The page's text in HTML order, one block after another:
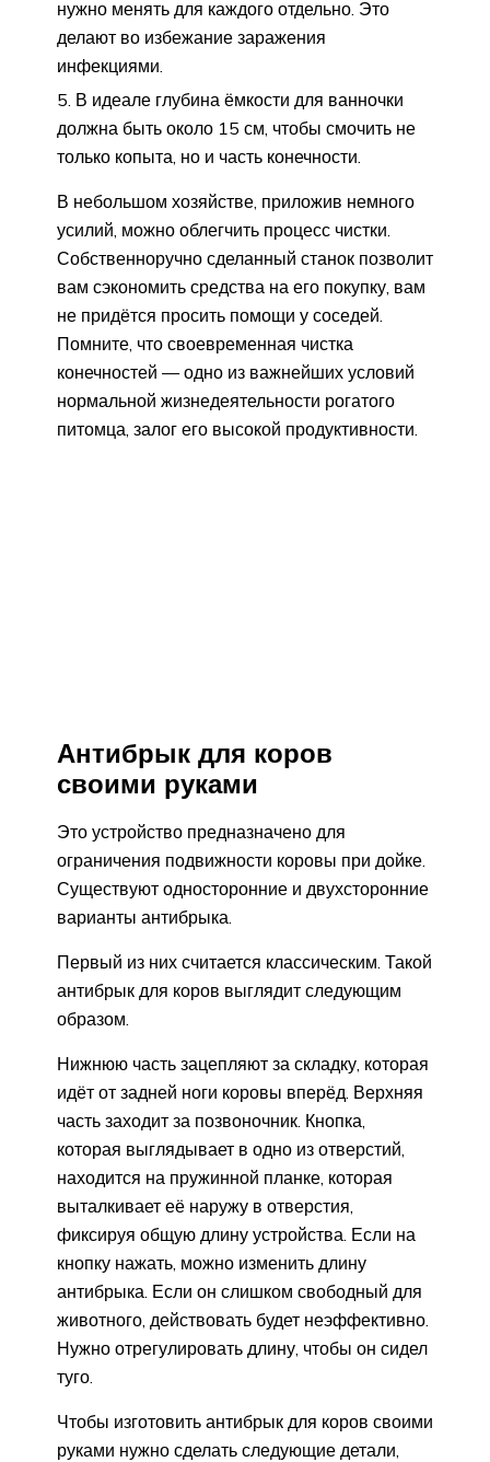
нужно менять для каждого отдельно. Это
делают во избежание заражения
инфекциями.
В идеале глубина ёмкости для ванночки
должна быть около 15 см, чтобы смочить не
только копыта, но и часть конечности.
В небольшом хозяйстве, приложив немного
усилий, можно облегчить процесс чистки.
Собственноручно сделанный станок позволит
вам сэкономить средства на его покупку, вам
не придётся просить помощи у соседей.
Помните, что своевременная чистка
конечностей — одно из важнейших условий
нормальной жизнедеятельности рогатого
питомца, залог его высокой продуктивности.
Антибрык для коров
своими руками
Это устройство предназначено для
ограничения подвижности коровы при дойке.
Существуют односторонние и двухсторонние
варианты антибрыка.
Первый из них считается классическим. Такой
антибрык для коров выглядит следующим
образом.
Нижнюю часть зацепляют за складку, которая
идёт от задней ноги коровы вперёд. Верхняя
часть заходит за позвоночник. Кнопка,
которая выглядывает в одно из отверстий,
находится на пружинной планке, которая
выталкивает её наружу в отверстия,
фиксируя общую длину устройства. Если на
кнопку нажать, можно изменить длину
антибрыка. Если он слишком свободный для
животного, действовать будет неэффективно.
Нужно отрегулировать длину, чтобы он сидел
туго.
Чтобы изготовить антибрык для коров своими
руками нужно сделать следующие детали,